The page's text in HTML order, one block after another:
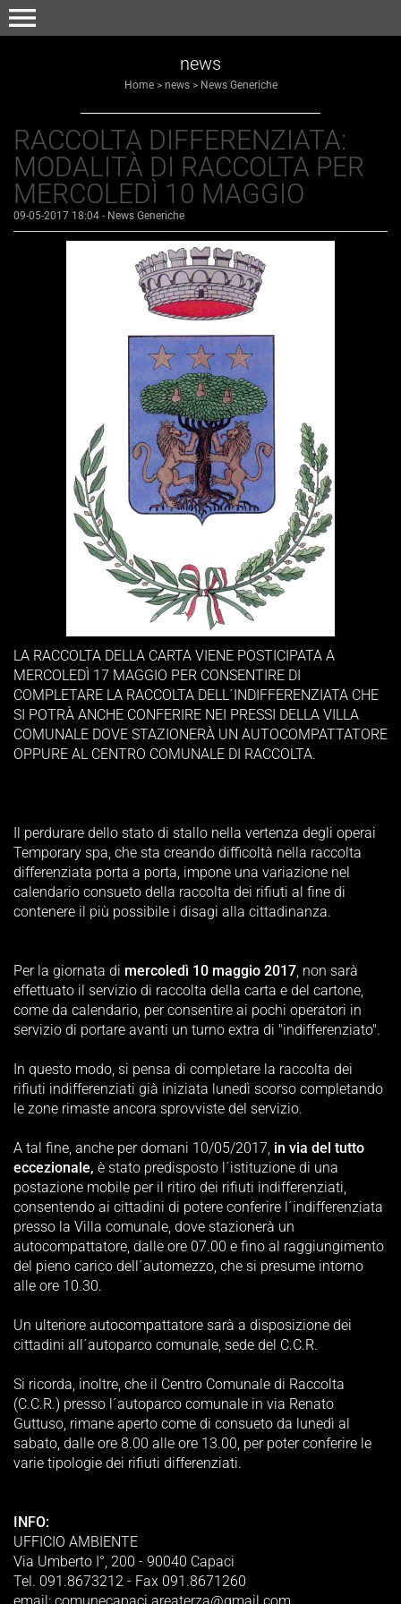
menu
news
Home> news> News Generiche
RACCOLTA DIFFERENZIATA:
MODALITÀ DI RACCOLTA PER
MERCOLEDÌ 10 MAGGIO
09-05-2017 18:04 - News Generiche
LA RACCOLTA DELLA CARTA VIENE POSTICIPATA A
MERCOLEDÌ 17 MAGGIO PER CONSENTIRE DI
COMPLETARE LA RACCOLTA DELL´INDIFFERENZIATA CHE
SI POTRÀ ANCHE CONFERIRE NEI PRESSI DELLA VILLA
COMUNALE DOVE STAZIONERÀ UN AUTOCOMPATTATORE
OPPURE AL CENTRO COMUNALE DI RACCOLTA.
Il perdurare dello stato di stallo nella vertenza degli operai
Temporary spa, che sta creando difficoltà nella raccolta
differenziata porta a porta, impone una variazione nel
calendario consueto della raccolta dei rifiuti al fine di
contenere il più possibile i disagi alla cittadinanza.
Per la giornata di mercoledì 10 maggio 2017, non sarà
effettuato il servizio di raccolta della carta e del cartone,
come da calendario, per consentire ai pochi operatori in
servizio di portare avanti un turno extra di "indifferenziato".
In questo modo, si pensa di completare la raccolta dei
rifiuti indifferenziati già iniziata lunedì scorso completando
le zone rimaste ancora sprovviste del servizio.
A tal fine, anche per domani 10/05/2017, in via del tutto
eccezionale, è stato predisposto l´istituzione di una
postazione mobile per il ritiro dei rifiuti indifferenziati,
consentendo ai cittadini di potere conferire l´indifferenziata
presso la Villa comunale, dove stazionerà un
autocompattatore, dalle ore 07.00 e fino al raggiungimento
del pieno carico dell´automezzo, che si presume intorno
alle ore 10.30.
Un ulteriore autocompattatore sarà a disposizione dei
cittadini all´autoparco comunale, sede del C.C.R.
Si ricorda, inoltre, che il Centro Comunale di Raccolta
(C.C.R.) presso l´autoparco comunale in via Renato
Guttuso, rimane aperto come di consueto da lunedì al
sabato, dalle ore 8.00 alle ore 13.00, per poter conferire le
varie tipologie dei rifiuti differenziati.
INFO:
UFFICIO AMBIENTE
Via Umberto I°, 200 - 90040 Capaci
Tel. 091.8673212 - Fax 091.8671260